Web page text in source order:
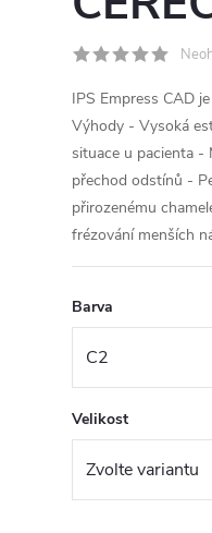
IPS Empress CAD
Výhody - Vysoká
situace u pacienta -
přechod odstínů -
přirozenému
frézování menších
Barva
Velikost